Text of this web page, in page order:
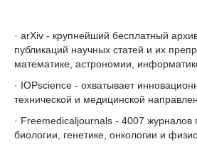
· arXiv - крупнейший бесплатный
публикаций научных статей и их
математике, астрономии,
· IOPscience - охватывает
технической и медицинской
· Freemedicaljournals - 4007 журналов
биологии, генетике, онкологии и